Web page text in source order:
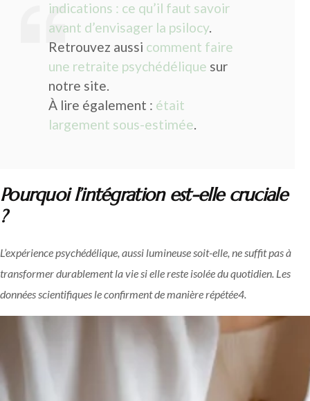
indications : ce qu’il faut savoir
avant d’envisager la psilocy.
Retrouvez aussi comment faire
une retraite psychédélique sur
notre site.
À lire également : était
largement sous-estimée.
Pourquoi l’intégration est-elle cruciale
?
L’expérience psychédélique, aussi lumineuse soit-elle, ne suffit pas à
transformer durablement la vie si elle reste isolée du quotidien. Les
données scientifiques le confirment de manière répétée4